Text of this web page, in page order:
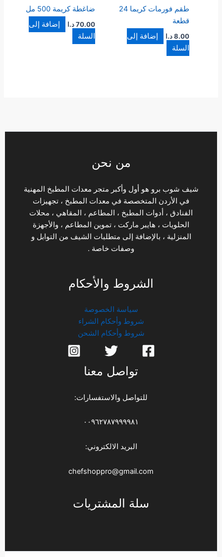
طقم فورمات كريما 24
قطعة
8.00 د.ا
إضافة إلى
السلة
ضاغطة كريمة 500 مل
70.00د.ا
إضافة إلى
السلة
من نحن
شيف شوب برو هو أول وأكبر متجر معدات المطبخ المهنية
في الأردن المتخصصة في معدات المطبخ ، تجهيزات
الفنادق ، أدوات المطبخ ، المطاعم ، المقاهي ، محلات
الحلويات ، هايبر ماركت ، تموين المطاعم ، والأجهزة
المنزلية ، بالإضافة إلى متطلبات الشيف من التوابل و
وصفات خاصة .
الشروط والأحكام
سياسة الخصوصة
شروط وأحكام الشراء
شروط وأحكام الشحن
تواصل معنا
للتواصل والاستفسارات:
٠٠٩٦٢٧٨٧٩٩٩٩٨١
البريد الالكتروني:
chefshoppro@gmail.com
سلة المشتريات